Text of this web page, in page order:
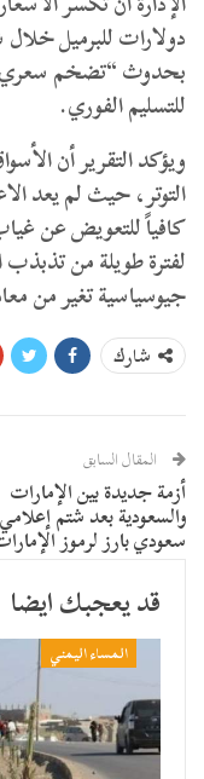
دولارات للبرميل
بحدوث “تضخم سعري”
للتسليم الفوري.
ويؤكد التقرير أن
التوتر، حيث لم يعد
كافياً للتعويض عن
لفترة طويلة من
جيوسياسية تغير من
شارك
المقال السابق
أزمة جديدة بين الإمارات
والسعودية بعد شتم إعلامي
سعودي بارز لرموز
قد يعجبك ايضا
المساء اليمني